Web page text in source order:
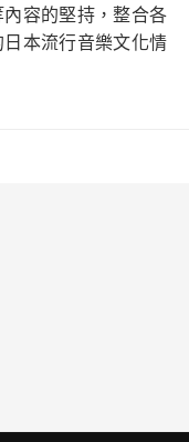
容的堅持，整合各
本流行音樂文化情